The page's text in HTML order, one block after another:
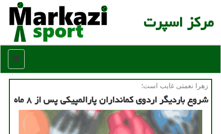
مركز اسپرت
منو
زهرا نعمتی غایب است؛
شروع باردیگر اردوی كمانداران پارالمپیكی پس از ۸ ماه